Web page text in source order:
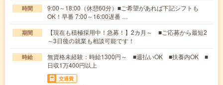
時間
9:00～18:00（休憩60分）■ご希望があれば下記シフトも
OK！早番 7:00～16:00遅番 …
期間
【現在も積極採用中！急募！】2カ月～ ■ご応募から最短2
～3日後の就業も相談可能です！
時給
無資格未経験：時給1300円～ ■週払いOK ■扶養内OK ■
日収1万400円以上
交通費